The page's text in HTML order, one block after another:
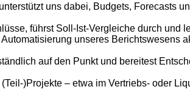
uns dabei, Budgets, Forecasts
führst Soll-Ist-Vergleiche durch
unseres Berichtswesens
auf den Punkt und bereitest
)Projekte – etwa im Vertriebs- oder